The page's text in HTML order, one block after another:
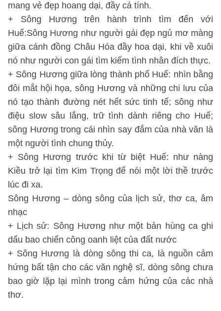
mang vẻ đẹp hoang dại, đầy cá tính.
+ Sông Hương trên hành trình tìm đến với
Huế:Sông Hương như người gái đẹp ngủ mơ màng
giữa cánh đồng Châu Hóa đầy hoa dại, khi về xuôi
nó như người con gái tìm kiếm tình nhân đích thực.
+ Sông Hương giữa lòng thành phố Huế: nhìn bằng
đôi mắt hội họa, sông Hương và những chi lưu của
nó tạo thành đường nét hết sức tinh tế; sông như
điệu slow sâu lắng, trữ tình dành riêng cho Huế;
sông Hương trong cái nhìn say đắm của nhà văn là
một người tình chung thủy.
+ Sông Hương trước khi từ biệt Huế: như nàng
Kiều trở lại tìm Kim Trọng để nói một lời thề trước
lúc đi xa.
Sông Hương – dòng sông của lịch sử, thơ ca, âm
nhạc
+ Lịch sử: Sông Hương như một bản hùng ca ghi
dấu bao chiến công oanh liệt của đất nước
+ Sông Hương là dòng sông thi ca, là nguồn cảm
hứng bất tận cho các văn nghệ sĩ, dòng sông chưa
bao giờ lặp lại mình trong cảm hứng của các nhà
thơ.